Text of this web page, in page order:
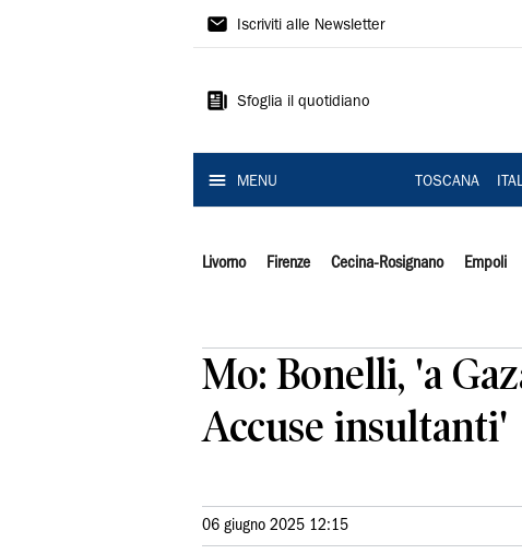
Il
Iscriviti alle Newsletter
Sfoglia il quotidiano
MENU TOSCANA
Livorno Firenze Cecina-Rosignano Empoli
Mo: Bonelli, 'a
Accuse insultanti'
06 giugno 2025 12:15